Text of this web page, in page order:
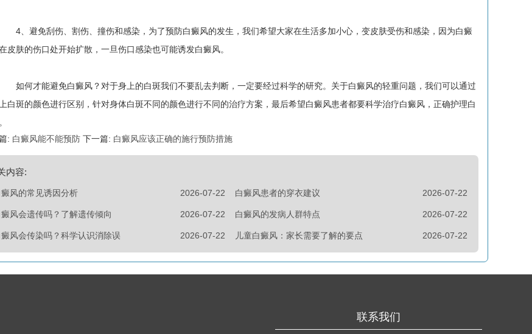
4、避免刮伤、割伤、撞伤和感染，为了预防白癜风的发生，我们希望大家在生活多加小心，变皮肤受伤和感染，因为白癜
皮肤的伤口处开始扩散，一旦伤口感染也可能诱发白癜风。
如何才能避免白癜风？ 对于身上的白斑我们不要乱去判断，一定要经过科学的研究。关于白癜风的轻重问题，我们可以通过
白斑的颜色进行区别，针对身体白斑不同的颜色进行不同的治疗方案，最后希望白癜风患者都要科学治疗白癜风，正确护理白
: 白癜风能不能预防 下一篇: 白癜风应该正确的施行预防措施
内容:
2026-07-22
癜风的常见诱因分析 2026-07-22
白癜风患者的穿衣建议
2026-07-22
癜风会遗传吗？了解遗传倾向 2026-07-22
白癜风的发病人群特点
2026-07-22
癜风会传染吗？科学认识消除误 2026-07-22
儿童白癜风：家长需要了解的要点
联系我们